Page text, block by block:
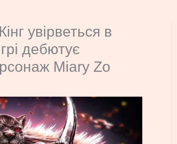
увірветься в
дебютує
Miary Zo